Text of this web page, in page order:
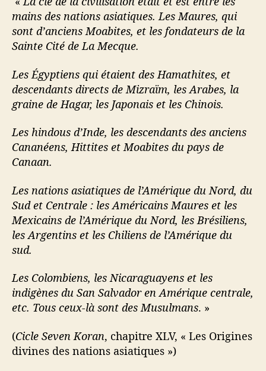
mains des nations asiatiques. Les Maures, qui
sont d’anciens Moabites, et les fondateurs de la
Sainte Cité de La Mecque.
Les Égyptiens qui étaient des Hamathites, et
descendants directs de Mizraïm, les Arabes, la
graine de Hagar, les Japonais et les Chinois.
Les hindous d’Inde, les descendants des anciens
Cananéens, Hittites et Moabites du pays de
Canaan.
Les nations asiatiques de l’Amérique du Nord, du
Sud et Centrale : les Américains Maures et les
Mexicains de l’Amérique du Nord, les Brésiliens,
les Argentins et les Chiliens de l’Amérique du
sud.
Les Colombiens, les Nicaraguayens et les
indigènes du San Salvador en Amérique centrale,
etc. Tous ceux-là sont des Musulmans. »
(Cicle Seven Koran, chapitre XLV, « Les Origines
divines des nations asiatiques »)